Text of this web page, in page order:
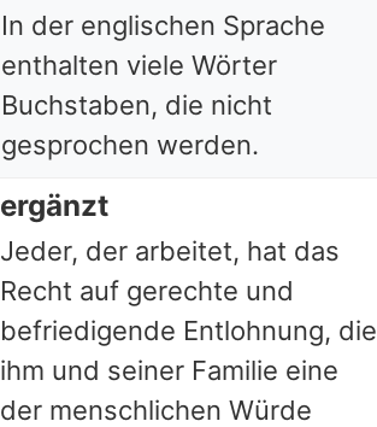
In der englischen Sprache
enthalten viele Wörter
Buchstaben, die nicht
gesprochen werden.
ergänzt
Jeder, der arbeitet, hat das
Recht auf gerechte und
befriedigende Entlohnung, die
ihm und seiner Familie eine
der menschlichen Würde